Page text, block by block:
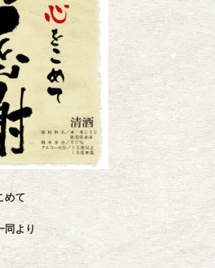
めて
同より